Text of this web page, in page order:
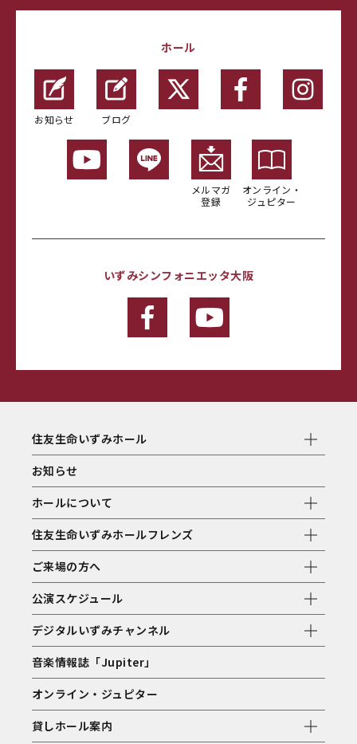
ホール
お知らせ ブログ
メルマガ
登録
オンライン・
ジュピター
いずみシンフォニエッタ大阪
住友生命いずみホール
お知らせ
ホールについて
住友生命いずみホールフレンズ
ご来場の方へ
公演スケジュール
デジタルいずみチャンネル
音楽情報誌「Jupiter」
オンライン・ジュピター
貸しホール案内